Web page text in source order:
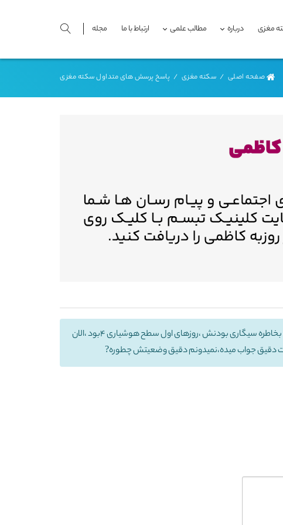
مغزی درباره مطالب علمی ارتباط با ما مجله
صفحه اصلی / سکته مغزی / پاسخ پرسش های متداول سکته مغزی
سلام ،پدرمن ۱۸روز پیش سکته مغزی کرده ۱۵ روزدرicuبستری بوده ،الان هم میگن هوشیاری او بین۹،۱۰ هستش ،کمی عفونت ریه داره بخاطره سیگاری بودنش ،روزهای اول سطح هوشیاری ۴بود ،الان
دقیق جواب میده،نمیدونم دقیق وضعیتش چطوره?